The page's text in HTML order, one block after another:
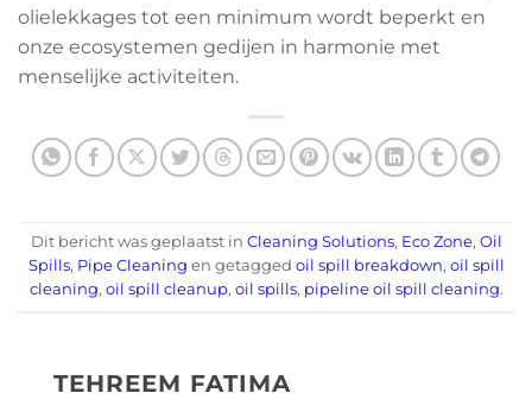
olielekkages tot een minimum wordt beperkt en
onze ecosystemen gedijen in harmonie met
menselijke activiteiten.
Dit bericht was geplaatst in Cleaning Solutions, Eco Zone, Oil
Spills, Pipe Cleaning en getagged oil spill breakdown, oil spill
cleaning, oil spill cleanup, oil spills, pipeline oil spill cleaning.
TEHREEM FATIMA